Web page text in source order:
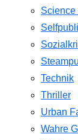
Science
Technik
Thriller
Urban
Wahre